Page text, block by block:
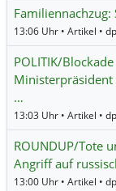
Familiennachzug:
13:06 Uhr • Artikel •
POLITIK/
…
13:03 Uhr • Artikel •
ROUNDUP/Tote
Angriff auf
13:00 Uhr • Artikel •